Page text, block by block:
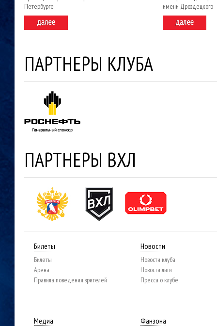
Петербурге
имени Дроздецкого
ПАРТНЕРЫ КЛУБА
ПАРТНЕРЫ ВХЛ
Билеты
Билеты
Арена
Правила поведения зрителей
Новости
Новости клуба
Новости лиги
Пресса о клубе
Медиа Фанзона